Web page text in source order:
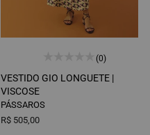
(0)
VESTIDO GIO LONGUETE |
VISCOSE
PÁSSAROS
R$ 505,00